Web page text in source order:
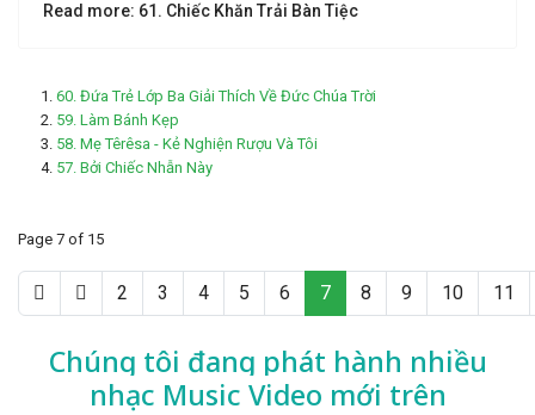
Read more: 61. Chiếc Khăn Trải Bàn Tiệc
60. Đứa Trẻ Lớp Ba Giải Thích Về Đức Chúa Trời
59. Làm Bánh Kẹp
58. Mẹ Têrêsa - Kẻ Nghiện Rượu Và Tôi
57. Bởi Chiếc Nhẫn Này
Page 7 of 15
2 3 4 5 6 7 8 9 10 11
Chúng tôi đang phát hành nhiều
nhạc Music Video mới trên